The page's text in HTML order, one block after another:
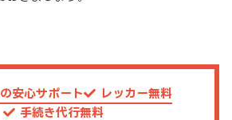
安心サポート
レッカー無料
手続き代行無料